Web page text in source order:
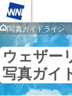
|写真ガイドライン
ウェザー
写真ガイ